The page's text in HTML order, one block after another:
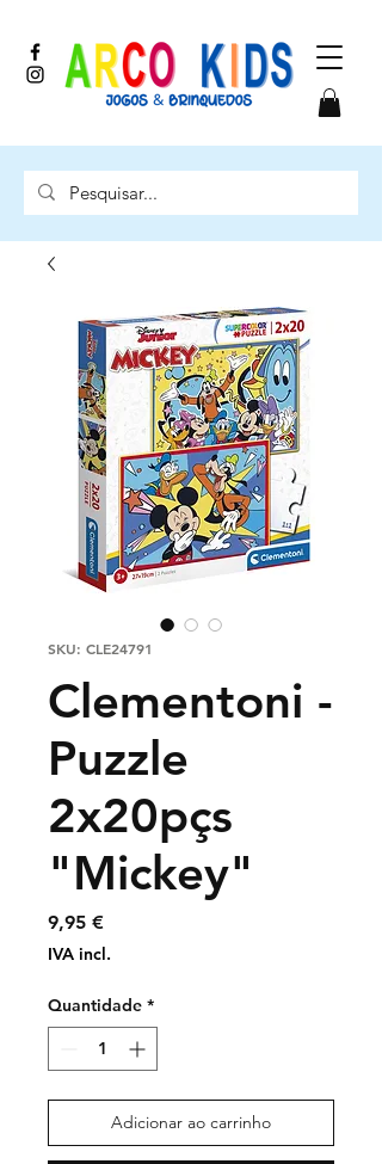
SKU: CLE24791
Clementoni -
Puzzle
2x20pçs
"Mickey"
9,95 €Preço
IVA incl.
Quantidade *
Adicionar ao carrinho